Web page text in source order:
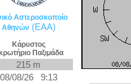
Αστεροσκοποίο
Αθηνών (ΕΑΑ)
Κάρυστος
Παξιμάδα
215 m
08/08/26 9:13